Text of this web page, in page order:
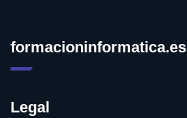
formacioninformatica.es
Legal